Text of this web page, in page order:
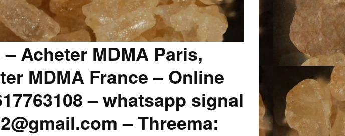
Acheter MDMA Paris,
MDMA France – Online
– whatsapp signal
– Threema: